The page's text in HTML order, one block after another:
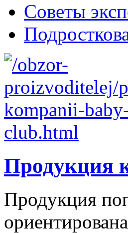
Советы
Продукция
Продукция